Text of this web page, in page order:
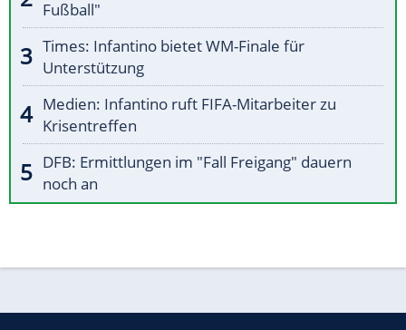
Fußball"
Times: Infantino bietet WM-Finale für
Unterstützung
Medien: Infantino ruft FIFA-Mitarbeiter zu
Krisentreffen
DFB: Ermittlungen im "Fall Freigang" dauern
noch an